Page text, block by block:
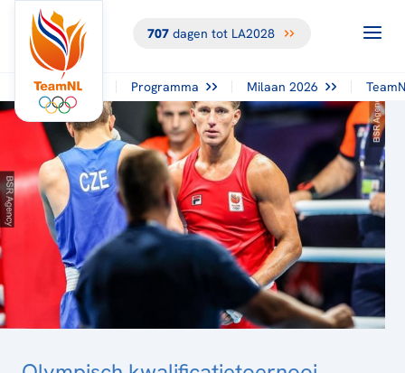
707dagen tot LA2028
Programma Milaan 2026
TERUG NAAR
OVERZICHT